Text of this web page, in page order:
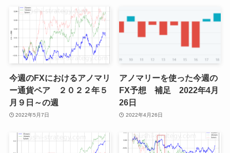
今週のFXにおけるアノマリ
ー通貨ペア ２０２２年５
月９日～の週
2022年5月7日
アノマリーを使った今週の
FX予想 補足 2022年4月
26日
2022年4月26日